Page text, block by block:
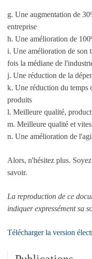
g. Une augmentation de
entreprise
h. Une amélioration de
i. Une amélioration de son
fois la médiane de
j. Une réduction de la
k. Une réduction du temps
produits
l. Meilleure qualité,
m. Meilleure qualité et
n. Une amélioration de
Alors, n'hésitez plus.
savoir.
La reproduction de ce
indiquer expressément sa
Télécharger la version